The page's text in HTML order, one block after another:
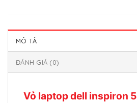
MÔ TẢ
ĐÁNH GIÁ (0)
Vỏ laptop dell inspiron